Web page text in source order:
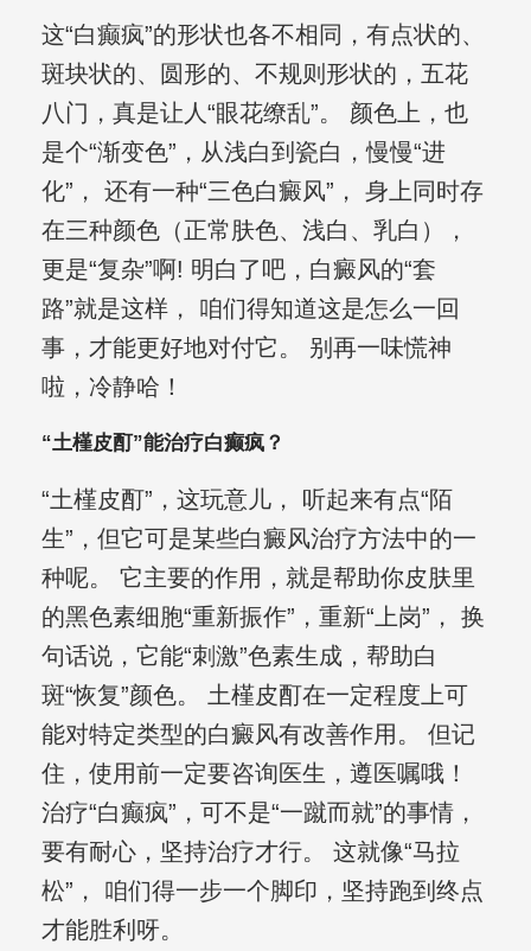
这“白癫疯”的形状也各不相同，有点状的、
斑块状的、圆形的、不规则形状的，五花
八门，真是让人“眼花缭乱”。 颜色上，也
是个“渐变色”，从浅白到瓷白，慢慢“进
化”， 还有一种“三色白癜风”， 身上同时存
在三种颜色（正常肤色、浅白、乳白），
更是“复杂”啊! 明白了吧，白癜风的“套
路”就是这样， 咱们得知道这是怎么一回
事，才能更好地对付它。 别再一味慌神
啦，冷静哈！
“土槿皮酊”能治疗白癫疯？
“土槿皮酊”，这玩意儿， 听起来有点“陌
生”，但它可是某些白癜风治疗方法中的一
种呢。 它主要的作用，就是帮助你皮肤里
的黑色素细胞“重新振作”，重新“上岗”， 换
句话说，它能“刺激”色素生成，帮助白
斑“恢复”颜色。 土槿皮酊在一定程度上可
能对特定类型的白癜风有改善作用。 但记
住，使用前一定要咨询医生，遵医嘱哦！
治疗“白癫疯”，可不是“一蹴而就”的事情，
要有耐心，坚持治疗才行。 这就像“马拉
松”， 咱们得一步一个脚印，坚持跑到终点
才能胜利呀。